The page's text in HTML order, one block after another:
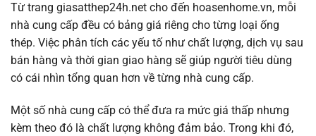
Từ trang giasatthep24h.net cho đến hoasenhome.vn, mỗi
nhà cung cấp đều có bảng giá riêng cho từng loại ống
thép. Việc phân tích các yếu tố như chất lượng, dịch vụ sau
bán hàng và thời gian giao hàng sẽ giúp người tiêu dùng
có cái nhìn tổng quan hơn về từng nhà cung cấp.
Một số nhà cung cấp có thể đưa ra mức giá thấp nhưng
kèm theo đó là chất lượng không đảm bảo. Trong khi đó,